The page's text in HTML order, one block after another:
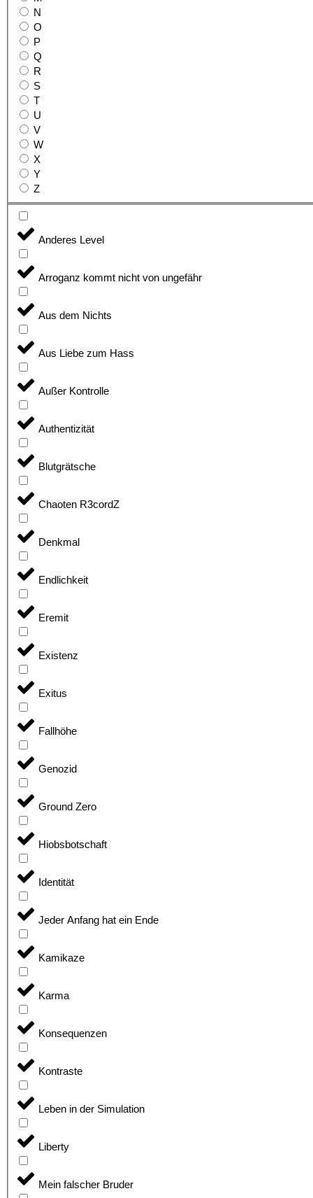
N
O
P
Q
R
S
T
U
V
W
X
Y
Z
Anderes Level
Arroganz kommt nicht von ungefähr
Aus dem Nichts
Aus Liebe zum Hass
Außer Kontrolle
Authentizität
Blutgrätsche
Chaoten R3cordZ
Denkmal
Endlichkeit
Eremit
Existenz
Exitus
Fallhöhe
Genozid
Ground Zero
Hiobsbotschaft
Identität
Jeder Anfang hat ein Ende
Kamikaze
Karma
Konsequenzen
Kontraste
Leben in der Simulation
Liberty
Mein falscher Bruder